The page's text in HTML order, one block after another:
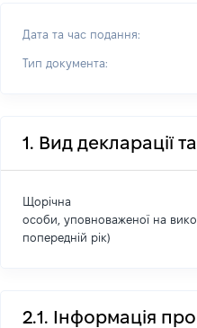
Дата та час подання:
Тип документа:
1. Вид декларації
Щорічна
особи, уповноваженої на
попередній рік)
2.1. Інформація